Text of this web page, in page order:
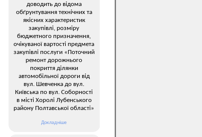
доводить до відома
обґрунтування технічних та
якісних характеристик
закупівлі, розміру
бюджетного призначення,
очікуваної вартості предмета
закупівлі послуги «Поточний
ремонт дорожнього
покриття ділянки
автомобільної дороги від
вул. Шевченка до вул.
Київська по вул. Соборності
в місті Хоролі Лубенського
району Полтавської області»
Докладніше